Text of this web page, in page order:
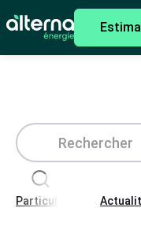
Particuliers